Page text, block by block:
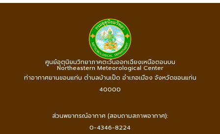
ศูนย์อุตุนิยมวิทยาภาคตะวันออกเฉียงเหนือตอนบน
Northeastern Meteorological Center
ท่าอากาศยานขอนแก่น ตำบลบ้านเป็ด อำเภอเมือง จังหวัดขอนแก่น
40000
ส่วนพยากรณ์อากาศ (สอบถามสภาพอากาศ):
0-4346-8224